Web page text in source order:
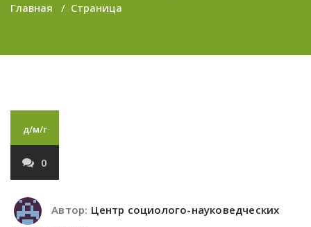
Главная / Страница
д/м/г
0
Автор: Центр социолого-науковедческих